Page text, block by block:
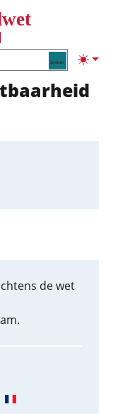
Zoeken
de wet